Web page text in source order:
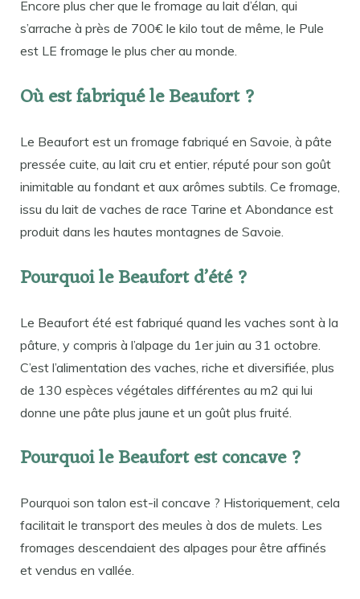
Encore plus cher que le fromage au lait d’élan, qui
s’arrache à près de 700€ le kilo tout de même, le Pule
est LE fromage le plus cher au monde.
Où est fabriqué le Beaufort ?
Le Beaufort est un fromage fabriqué en Savoie, à pâte
pressée cuite, au lait cru et entier, réputé pour son goût
inimitable au fondant et aux arômes subtils. Ce fromage,
issu du lait de vaches de race Tarine et Abondance est
produit dans les hautes montagnes de Savoie.
Pourquoi le Beaufort d’été ?
Le Beaufort été est fabriqué quand les vaches sont à la
pâture, y compris à l’alpage du 1er juin au 31 octobre.
C’est l’alimentation des vaches, riche et diversifiée, plus
de 130 espèces végétales différentes au m2 qui lui
donne une pâte plus jaune et un goût plus fruité.
Pourquoi le Beaufort est concave ?
Pourquoi son talon est-il concave ? Historiquement, cela
facilitait le transport des meules à dos de mulets. Les
fromages descendaient des alpages pour être affinés
et vendus en vallée.